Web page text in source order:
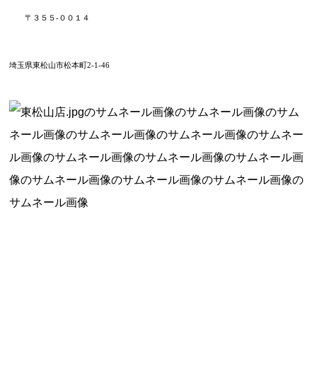
〒３５５-００１４
埼玉県東松山市松本町2-1-46